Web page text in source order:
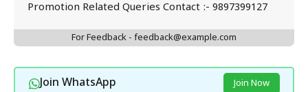
Promotion Related Queries Contact :- 9897399127
For Feedback - feedback@example.com
Join WhatsApp Join Now